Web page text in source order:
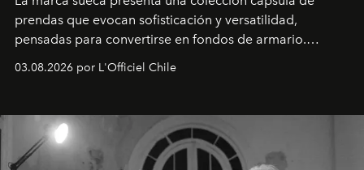
prendas que evocan sofisticación y versatilidad,
pensadas para convertirse en fondos de armario.
Disponible en Chile desde el 6 de agosto.
03.08.2026 por L'Officiel Chile